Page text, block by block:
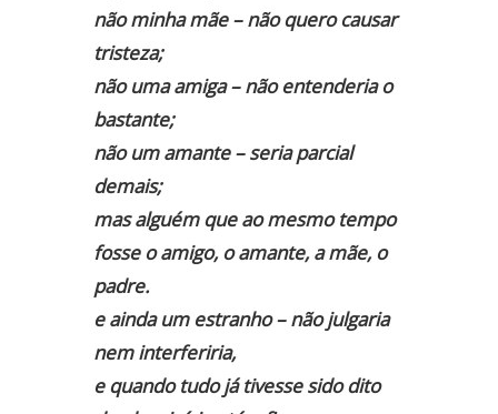
não minha mãe – não quero causar
tristeza;
não uma amiga – não entenderia o
bastante;
não um amante – seria parcial
demais;
mas alguém que ao mesmo tempo
fosse o amigo, o amante, a mãe, o
padre.
e ainda um estranho – não julgaria
nem interferiria,
e quando tudo já tivesse sido dito